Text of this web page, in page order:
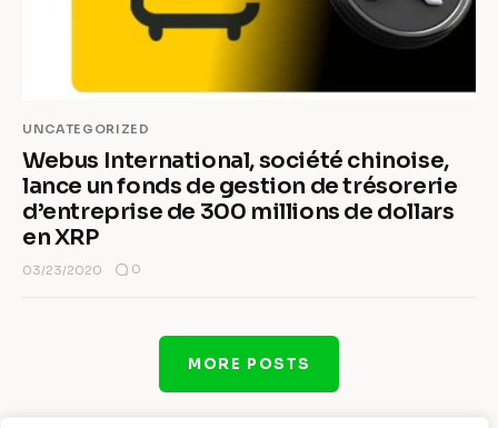
UNCATEGORIZED
Webus International, société chinoise,
lance un fonds de gestion de trésorerie
d’entreprise de 300 millions de dollars
en XRP
03/23/2020 0
MORE POSTS